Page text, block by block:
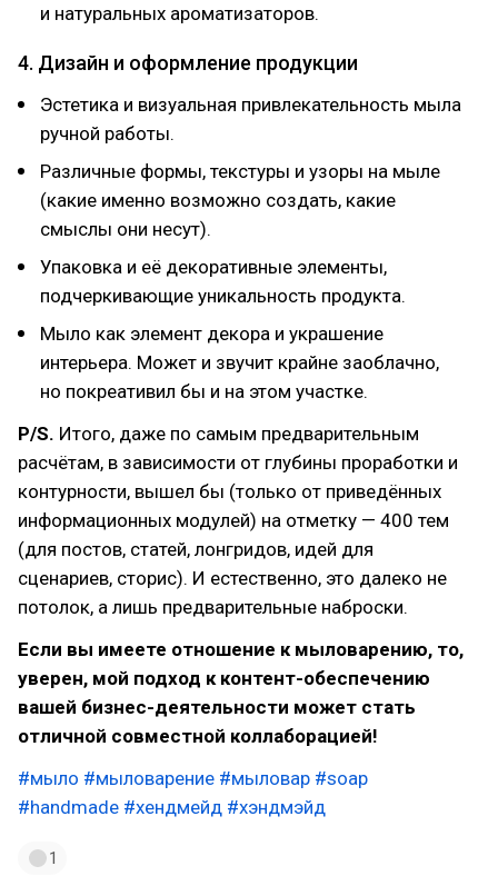
и натуральных ароматизаторов.
4. Дизайн и оформление продукции
Эстетика и визуальная привлекательность мыла
ручной работы.
Различные формы, текстуры и узоры на мыле
(какие именно возможно создать, какие
смыслы они несут).
Упаковка и её декоративные элементы,
подчеркивающие уникальность продукта.
Мыло как элемент декора и украшение
интерьера. Может и звучит крайне заоблачно,
но покреативил бы и на этом участке.
P/S. Итого, даже по самым предварительным
расчётам, в зависимости от глубины проработки и
контурности, вышел бы (только от приведённых
информационных модулей) на отметку — 400 тем
(для постов, статей, лонгридов, идей для
сценариев, сторис). И естественно, это далеко не
потолок, а лишь предварительные наброски.
Если вы имеете отношение к мыловарению, то,
уверен, мой подход к контент-обеспечению
вашей бизнес-деятельности может стать
отличной совместной коллаборацией!
#мыло #мыловарение #мыловар #soap
#handmade #хендмейд #хэндмэйд
1